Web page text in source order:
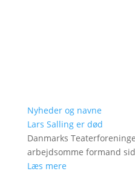
Nyheder og navne
Lars Salling er død
Danmarks
arbejdsomme formand
Læs mere